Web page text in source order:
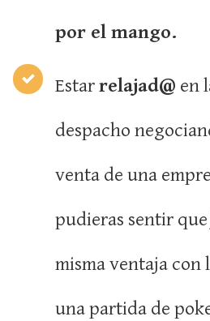
por el mango.
Estarrelajad@ en
despacho
venta de una
pudieras sentir
misma ventaja con
una partida de